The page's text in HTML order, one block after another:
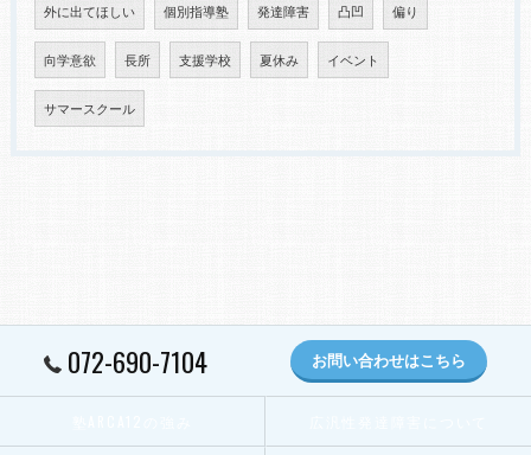
外に出てほしい 個別指導塾 発達障害 凸凹 偏り
向学意欲 長所 支援学校 夏休み イベント
サマースクール
072-690-7104 お問い合わせはこちら